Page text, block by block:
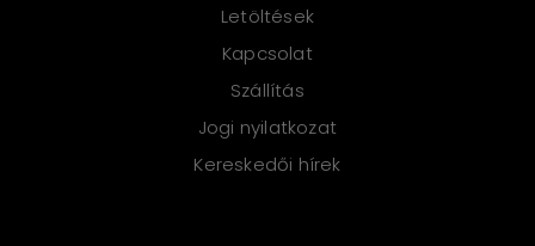
Letöltések
Kapcsolat
Szállítás
Jogi nyilatkozat
Kereskedői hírek